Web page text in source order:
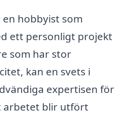
hobbyist som
ett personligt projekt
som har stor
kan en svets i
expertisen för
arbetet blir utfört